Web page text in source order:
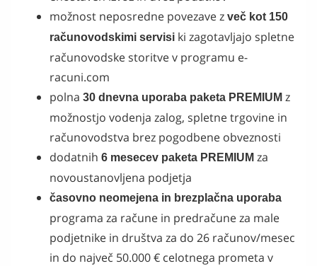
možnost neposredne povezave z več kot 150
računovodskimi servisi ki zagotavljajo spletne
računovodske storitvev programu e-
racuni.com
polna 30 dnevna uporaba paketa PREMIUM z
možnostjo vodenja zalog, spletne trgovine in
računovodstva brez pogodbene obveznosti
dodatnih 6 mesecev paketa PREMIUM za
novoustanovljena podjetja
časovno neomejena in brezplačna uporaba
programa za račune in predračune za male
podjetnike in društva za do 26 računov/mesec
in do največ 50.000 € celotnega prometa v